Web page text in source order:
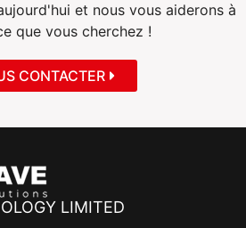
et nous vous aiderons à
que vous cherchez !
CONTACTER
LIMITED